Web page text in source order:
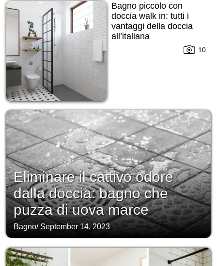
Bagno piccolo con
doccia walk in: tutti i
vantaggi della doccia
all’italiana
10
Eliminare il cattivo odore
dalla doccia: bagno che
puzza di uova marce
Bagno/ September 14, 2023